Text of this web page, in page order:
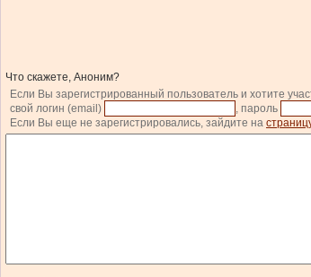
Что скажете, Аноним?
Если Вы зарегистрированный пользователь и хотите
свой логин (email)
, пароль
Если Вы еще не зарегистрировались, зайдите на